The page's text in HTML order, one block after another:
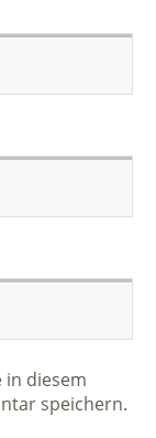
in diesem
speichern.